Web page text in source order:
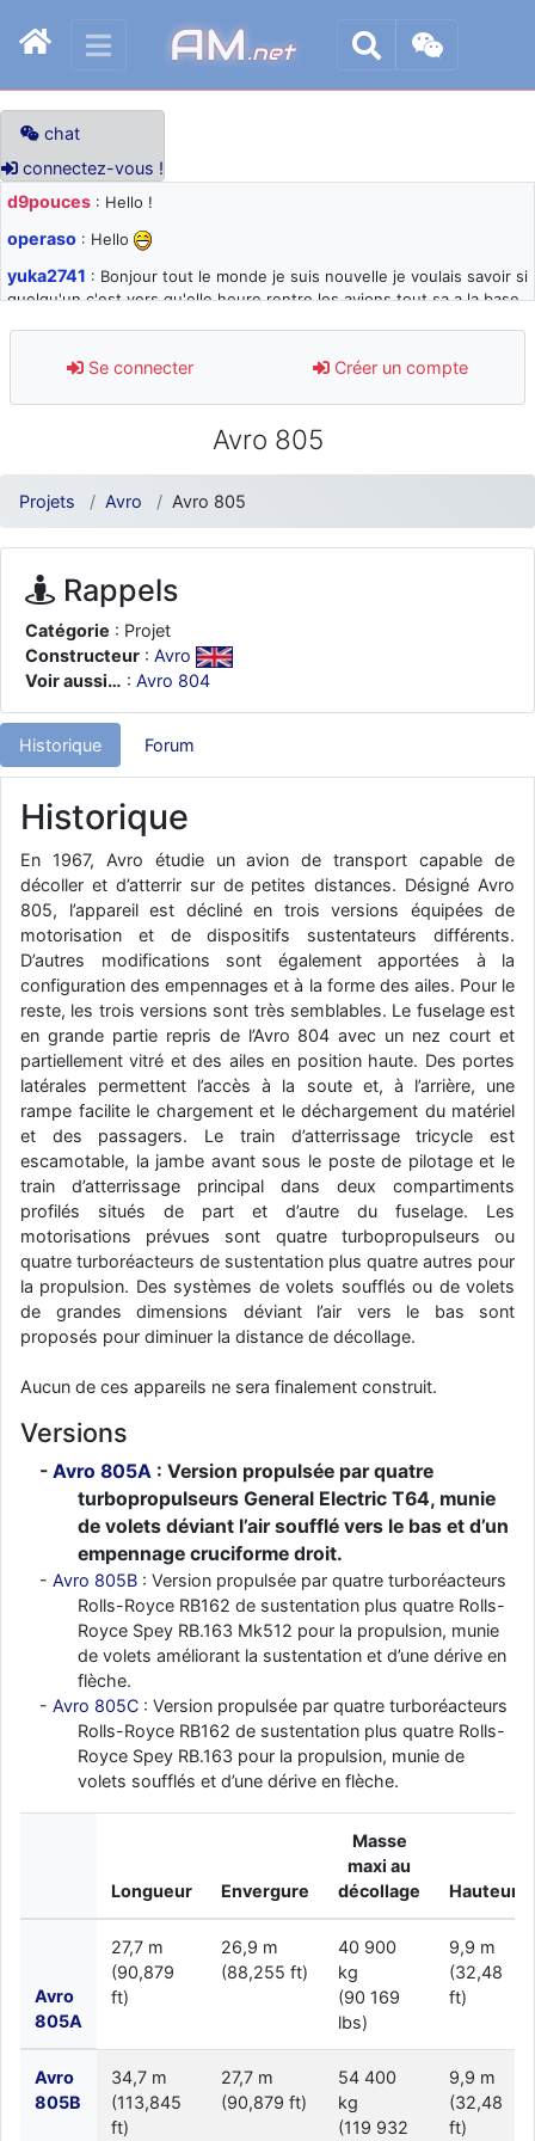
AM.net
chat
connectez-vous !
d9pouces : Hello !
operaso : Hello
yuka2741 : Bonjour tout le monde je suis nouvelle je voulais savoir si
quelqu'un c'est vers qu'elle heure rentre les avions tout sa a la base
d9pouces: désolé pour les quelques blocages du site ces derniers
jours : je teste des méthodes contre le spam et les bots trop nocifs
: Super, la nouvelle bannière
d9pouces
: je suis un avion@,._,+ > lesquels ? je ne suis pas sûr de
comprendre
d9pouces: ouakamois > si tu parles du sujet sur l'Armée de l'Air,
bien sûr que oui !
je suis un avion@,._,+
moi et quelques avions n'ont pas les mêmes noms qu'aujourd'hui
ouakamois
: Bonjourà toutes et à tous.en espérantque ces
quelques images du Pays Basque vous auront plu ; Agur…
: Je me rattraperai à la Ferté samedi
d9pouces: Malheureusement non
fox_50
: Bonjour, certains parmis vous étaient-ils présent au
meeting de Lann Bihoué de 2026 ?
cachée dans les pins: Coucou et excellente année 2026 à tous et
au site!
jericho
: Bonne année et tous mes meilleurs voeux à tous pour
2026 !
little boy: je vous souhaite un bon réveillon pour cette nouvelle
année!
jericho: Merci D9pouces, à mon tour de souhaiter un Joyeux Noël
et de bonnes fêtes de fin d'année.
d9pouces: Joyeux Noël à tous !
d9pouces
: mais tu peux tenter l'un des rares lycées militaires
comme le Prytanée dans la Sarthe, ça ne peut pas faire de mal !
d9pouces : C'est plutôt après le lycée, voire après une prépa
scientifique, tu as donc encore un peu de temps devant toi
yaellerigolow: bonjour a tous je suis un élève de première
passionnée par l'aviation militaire , pourrais je savoir que faire après
le lycée pour s'orienter et pouvoir devenir officier de l'armée de l'air?
d9pouces: lesquels, par exemple ?
mahmoud: bonsoir, très instructif ce site .mais nous aimerions avoir
les photo des anciens appareils de l'armée de l'air de la haute -volta
d9pouces: Ça me casse quand même bien les pieds, j’avoue
jericho: Pour moi tout est à nouveau OK dirait-on… Merci à toi.
: En espérant n’avoir coupé les accessoires de personne
au passage !
d9pouces : j'ai trouvé un palliatif un peu violent, mais ça devrait aller
un peu mieux
d9pouces: cette fois, c'est le Brésil et Singapour qui mettent le site
: Ah ben je peux te confirmer que j'étais resté dans le filtre…
d9pouces: Désolé ! Mon filtrage a été un peu trop violent
manifestement
tout voir
Se connecter Créer un compte
Avro 805
Projets Avro Avro 805
Rappels
Catégorie : Projet
Constructeur : Avro
Voir aussi… : Avro 804
Historique Forum
Historique
En 1967, Avro étudie un avion de transport capable de
décoller et d’atterrir sur de petites distances. Désigné Avro
805, l’appareil est décliné en trois versions équipées de
motorisation et de dispositifs sustentateurs différents.
D’autres modifications sont également apportées à la
configuration des empennages et à la forme des ailes. Pour le
reste, les trois versions sont très semblables. Le fuselage est
en grande partie repris de l’Avro 804 avec un nez court et
partiellement vitré et des ailes en position haute. Des portes
latérales permettent l’accès à la soute et, à l’arrière, une
rampe facilite le chargement et le déchargement du matériel
et des passagers. Le train d’atterrissage tricycle est
escamotable, la jambe avant sous le poste de pilotage et le
train d’atterrissage principal dans deux compartiments
profilés situés de part et d’autre du fuselage. Les
motorisations prévues sont quatre turbopropulseurs ou
quatre turboréacteurs de sustentation plus quatre autres pour
la propulsion. Des systèmes de volets soufflés ou de volets
de grandes dimensions déviant l’air vers le bas sont
proposés pour diminuer la distance de décollage.
Aucun de ces appareils ne sera finalement construit.
Versions
Avro 805A : Version propulsée par quatre
turbopropulseurs General Electric T64, munie
de volets déviant l’air soufflé vers le bas et d’un
empennage cruciforme droit.
Avro 805B : Version propulsée par quatre turboréacteurs
Rolls-Royce RB162 de sustentation plus quatre Rolls-
Royce Spey RB.163 Mk512 pour la propulsion, munie
de volets améliorant la sustentation et d’une dérive en
flèche.
Avro 805C : Version propulsée par quatre turboréacteurs
Rolls-Royce RB162 de sustentation plus quatre Rolls-
Royce Spey RB.163 pour la propulsion, munie de
volets soufflés et d’une dérive en flèche.
Longueur Envergure
Masse
maxi au
décollage
Hauteur
Avro
805A
27,7 m
(90,879
ft)
26,9 m
(88,255 ft)
40 900
kg
(90 169
lbs)
9,9 m
(32,48
ft)
Avro
805B
34,7 m
(113,845
ft)
27,7 m
(90,879 ft)
54 400
kg
(119 932
9,9 m
(32,48
ft)